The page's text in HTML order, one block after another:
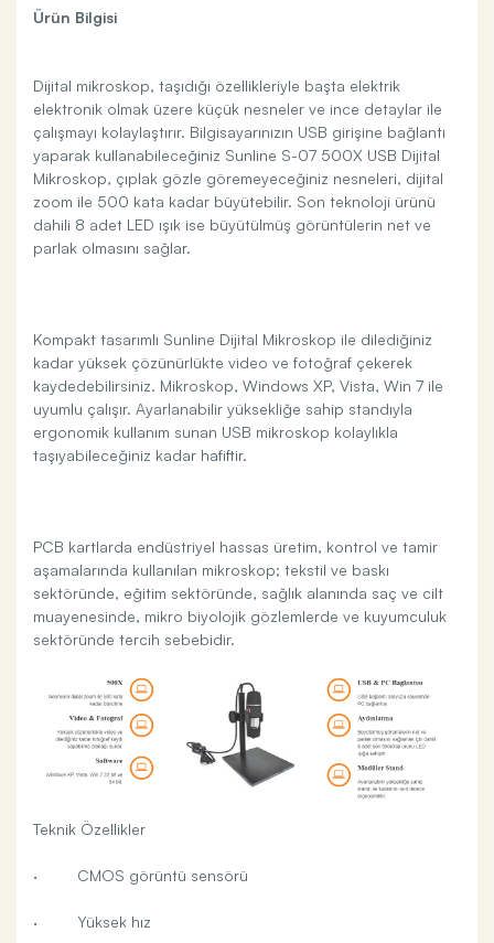
Ürün Bilgisi
Dijital mikroskop, taşıdığı özellikleriyle başta elektrik
elektronik olmak üzere küçük nesneler ve ince detaylar ile
çalışmayı kolaylaştırır. Bilgisayarınızın USB girişine bağlantı
yaparak kullanabileceğiniz Sunline S-07 500X USB Dijital
Mikroskop, çıplak gözle göremeyeceğiniz nesneleri, dijital
zoom ile 500 kata kadar büyütebilir. Son teknoloji ürünü
dahili 8 adet LED ışık ise büyütülmüş görüntülerin net ve
parlak olmasını sağlar.
Kompakt tasarımlı Sunline Dijital Mikroskop ile dilediğiniz
kadar yüksek çözünürlükte video ve fotoğraf çekerek
kaydedebilirsiniz. Mikroskop, Windows XP, Vista, Win 7 ile
uyumlu çalışır. Ayarlanabilir yüksekliğe sahip standıyla
ergonomik kullanım sunan USB mikroskop kolaylıkla
taşıyabileceğiniz kadar hafiftir.
PCB kartlarda endüstriyel hassas üretim, kontrol ve tamir
aşamalarında kullanılan mikroskop; tekstil ve baskı
sektöründe, eğitim sektöründe, sağlık alanında saç ve cilt
muayenesinde, mikro biyolojik gözlemlerde ve kuyumculuk
sektöründe tercih sebebidir.
Teknik Özellikler
· CMOS görüntü sensörü
· Yüksek hız